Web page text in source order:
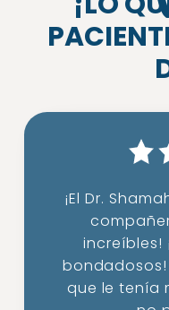
¡El Dr.
increíbles!
bondadosos!
que le tenía